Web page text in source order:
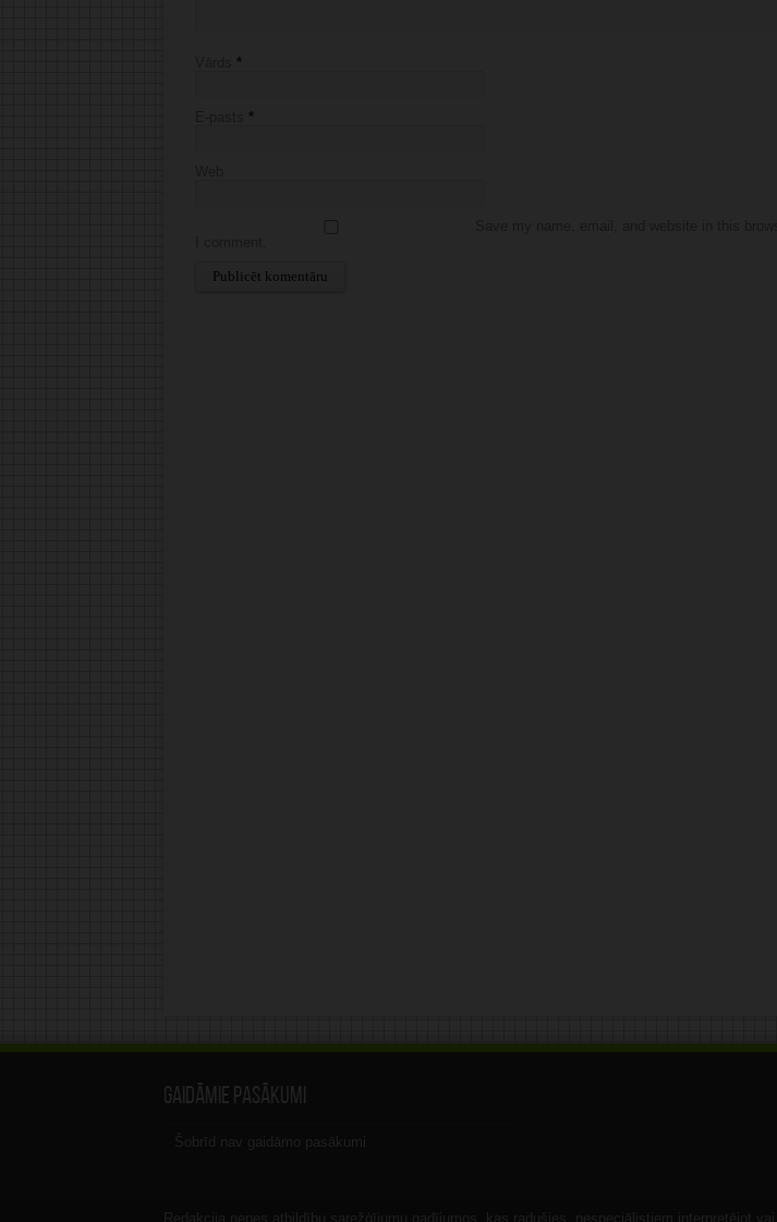
*
*
Gaidāmie pasākumi
Šobrīd nav gaidāmo pasākumi.
Redakcija nenes atbildību sarežģījumu gadījumos, kas radušies, nespeciālistiem interpretējot